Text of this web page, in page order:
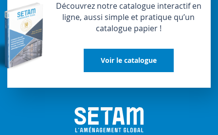
Découvrez notre catalogue interactif en
ligne, aussi simple et pratique qu’un
catalogue papier !
Voir le catalogue